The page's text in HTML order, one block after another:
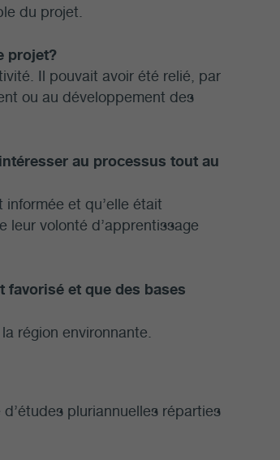
du projet.
projet?
Il pouvait avoir été relié, par
ou au développement des
au processus tout au
et qu’elle était
leur volonté d’apprentissage
et que des bases
région environnante.
pluriannuelles réparties